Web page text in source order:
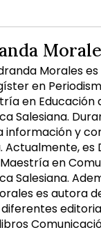
Morales
en
en
Salesiana.
y
Actualmente,
en
Salesiana.
es autora